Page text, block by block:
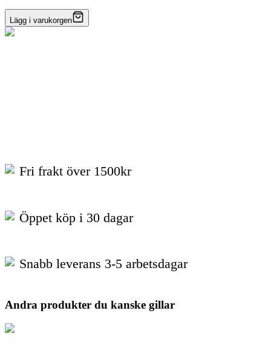
Lägg i varukorgen
Fri frakt över 1500kr
Öppet köp i 30 dagar
Snabb leverans 3-5 arbetsdagar
Andra produkter du kanske gillar